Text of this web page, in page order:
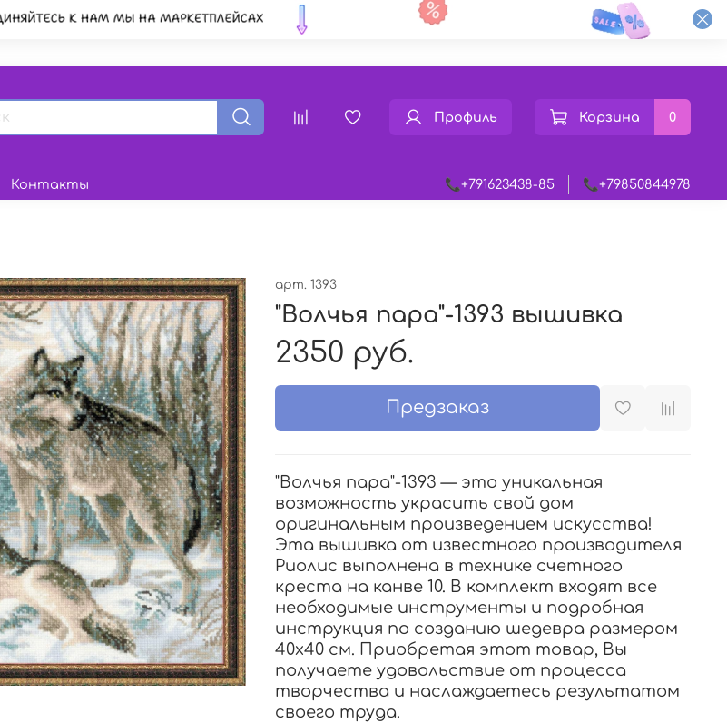
Профиль Корзина 0
Контакты 📞+791623438-85 📞+79850844978
арт. 1393
"Волчья пара"-1393 вышивка
2350 руб.
Предзаказ
"Волчья пара"-1393 — это уникальная
возможность украсить свой дом
оригинальным произведением искусства!
Эта вышивка от известного производителя
Риолис выполнена в технике счетного
креста на канве 10. В комплект входят все
необходимые инструменты и подробная
инструкция по созданию шедевра размером
40x40 см. Приобретая этот товар, Вы
получаете удовольствие от процесса
творчества и наслаждаетесь результатом
своего труда.